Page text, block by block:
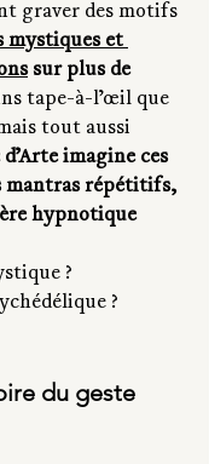
graver des motifs
mystiques et
sur plus de
tape-à-l’œil que
tout aussi
d’Arte imagine ces
mantras répétitifs,
hypnotique
?
?
du geste